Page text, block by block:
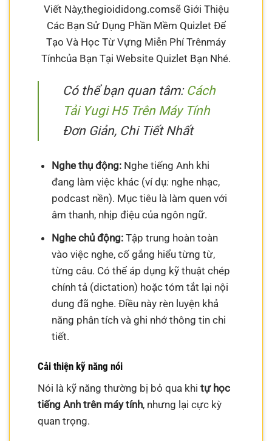
Viết Này,thegioididong.comsẽ Giới Thiệu
Các Bạn Sử Dụng Phần Mềm Quizlet Để
Tạo Và Học Từ Vựng Miễn Phí Trênmáy
Tínhcủa Bạn Tại Website Quizlet Bạn Nhé.
Có thể bạn quan tâm: Cách
Tải Yugi H5 Trên Máy Tính
Đơn Giản, Chi Tiết Nhất
Nghe thụ động:Nghe tiếng Anh khi
đang làm việc khác (ví dụ: nghe nhạc,
podcast nền). Mục tiêu là làm quen với
âm thanh, nhịp điệu của ngôn ngữ.
Nghe chủ động:Tập trung hoàn toàn
vào việc nghe, cố gắng hiểu từng từ,
từng câu. Có thể áp dụng kỹ thuật chép
chính tả (dictation) hoặc tóm tắt lại nội
dung đã nghe. Điều này rèn luyện khả
năng phân tích và ghi nhớ thông tin chi
tiết.
Cải thiện kỹ năng nói
Nói là kỹ năng thường bị bỏ qua khitự học
tiếng Anh trên máy tính, nhưng lại cực kỳ
quan trọng.